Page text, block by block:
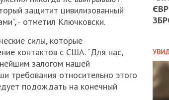
защитит цивилизованный
- отметил Ключковски.
силы, которые
контактов с США. “Для нас,
залогом нашей
требования относительно этого
подождать на конечный